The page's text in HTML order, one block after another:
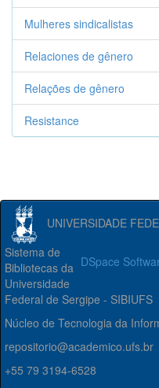
Mulheres sindicalistas
Relaciones de gênero
Relações de gênero
Resistance
UNIVERSIDADE
DSpace
Sistema de
Bibliotecas da
Universidade
Federal de Sergipe - SIBIUFS
Núcleo de Tecnologia da
repositorio@academico.ufs.br
+55 79 3194-6528